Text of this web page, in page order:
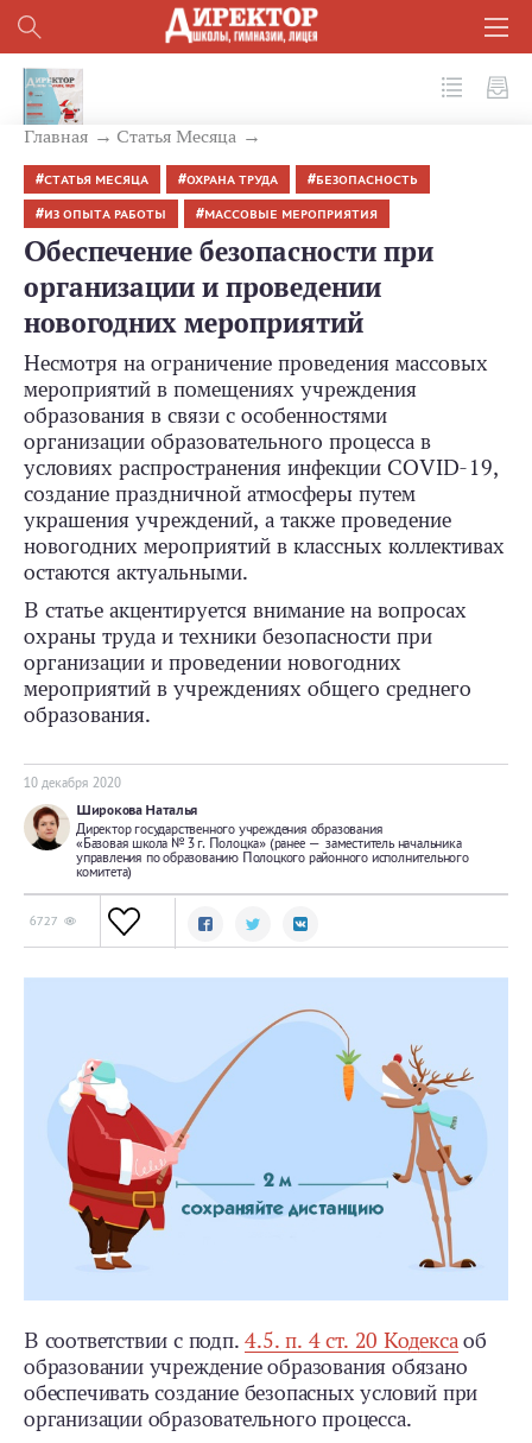
Главная Статья Месяца
СТАТЬЯ МЕСЯЦА ОХРАНА ТРУДА БЕЗОПАСНОСТЬ
ИЗ ОПЫТА РАБОТЫ МАССОВЫЕ МЕРОПРИЯТИЯ
Обеспечение безопасности при
организации и проведении
новогодних мероприятий
Несмотря на ограничение проведения массовых
мероприятий в помещениях учреждения
образования в связи с особенностями
организации образовательного процесса в
условиях распространения инфекции COVID‑19,
создание праздничной атмосферы путем
украшения учреждений, а также проведение
новогодних мероприятий в классных коллективах
остаются актуальными.
В статье акцентируется внимание на вопросах
охраны труда и техники безопасности при
организации и проведении новогодних
мероприятий в учреждениях общего среднего
образования.
10 декабря 2020
Широкова Наталья
Директор государственного учреждения образования
«Базовая школа № 3 г. Полоцка» (ранее — заместитель начальника
управления по образованию Полоцкого районного исполнительного
комитета)
6727
В соответствии с подп.4.5. п. 4 ст. 20 Кодекса об
образовании учреждение образования обязано
обеспечивать создание безопасных условий при
организации образовательного процесса.